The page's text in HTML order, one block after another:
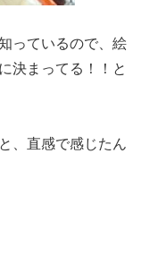
っているので、絵
決まってる！！と
、直感で感じたん